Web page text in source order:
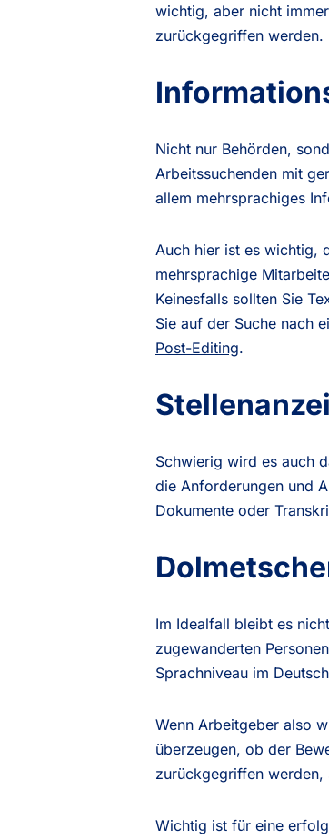
wichtig, aber nicht
zurückgegriffen werden.
Nicht nur Behörden,
Arbeitssuchenden mit
allem mehrsprachiges
Auch hier ist es wichtig,
mehrsprachige
Keinesfalls sollten Sie
Sie auf der Suche nach
Post-Editing.
Schwierig wird es auch
die Anforderungen und
Dokumente oder
Im Idealfall bleibt es
zugewanderten
Sprachniveau im
Wenn Arbeitgeber also
überzeugen, ob der
zurückgegriffen werden,
Wichtig ist für eine